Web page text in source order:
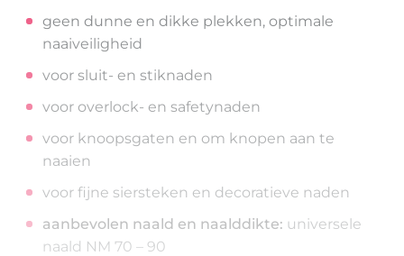
geen dunne en dikke plekken, optimale
naaiveiligheid
voor sluit- en stiknaden
voor overlock- en safetynaden
voor knoopsgaten en om knopen aan te
naaien
voor fijne siersteken en decoratieve naden
aanbevolen naald en naalddikte: universele
naald NM 70 – 90